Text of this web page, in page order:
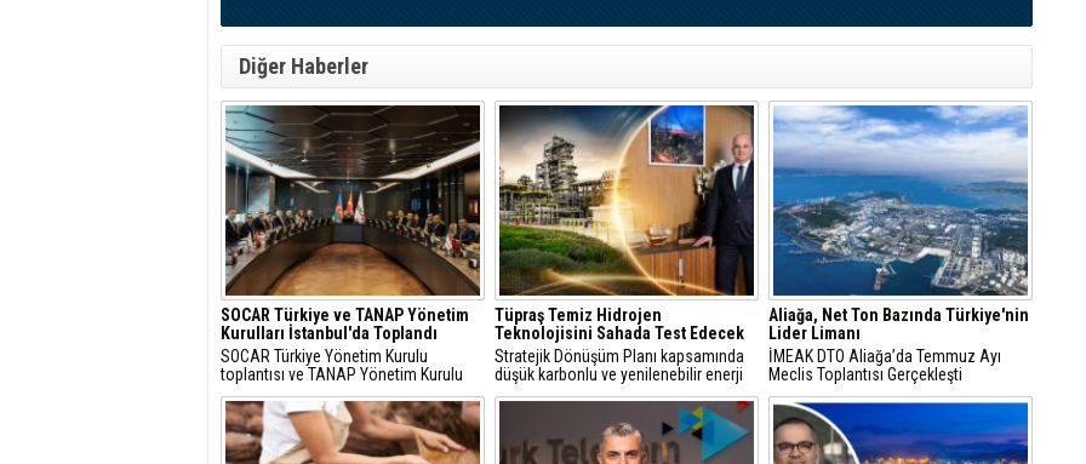
Diğer Haberler
SOCAR Türkiye ve TANAP Yönetim
Kurulları İstanbul'da Toplandı
SOCAR Türkiye Yönetim Kurulu
toplantısı ve TANAP Yönetim Kurulu
toplantısı, 30 Temmuz 2026 tarihinde
İstanbul’da gerçekleştirildi.
Tüpraş Temiz Hidrojen
Teknolojisini Sahada Test Edecek
Stratejik Dönüşüm Planı kapsamında
düşük karbonlu ve yenilenebilir enerji
çözümlerine odaklanan Tüpraş, temiz
hidrojen teknolojileri alanında yenilikçi
projelere öncülük ediyor.
Aliağa, Net Ton Bazında Türkiye'nin
Lider Limanı
İMEAK DTO Aliağa’da Temmuz Ayı
Meclis Toplantısı Gerçekleşti